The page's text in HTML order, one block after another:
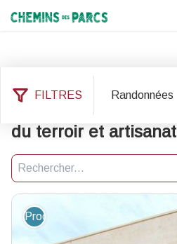
Chemins des Parcs
FILTRES Randonnées
du terroir et artisanat
Recherche
Produit du terroir et artisanat